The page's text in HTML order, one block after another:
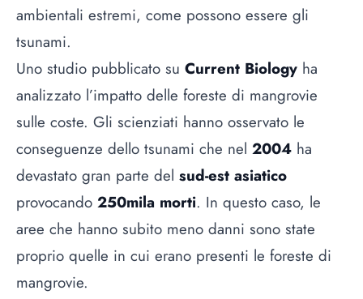
ambientali estremi, come possono essere gli
tsunami.
Uno studio pubblicato su Current Biology ha
analizzato l’impatto delle foreste di mangrovie
sulle coste. Gli scienziati hanno osservato le
conseguenze dello tsunami che nel 2004 ha
devastato gran parte del sud-est asiatico
provocando 250mila morti. In questo caso, le
aree che hanno subito meno danni sono state
proprio quelle in cui erano presenti le foreste di
mangrovie.